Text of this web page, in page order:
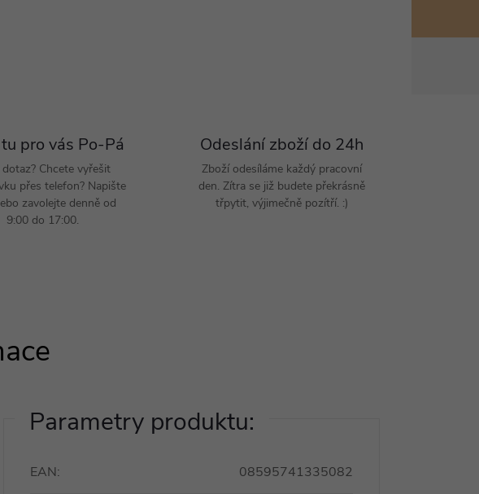
pro vás Po-Pá
Chcete vyřešit
přes telefon? Napište
zavolejte denně od
9:00 do 17:00.
Odeslání zboží do 24h
Zboží odesíláme každý pracovní
den. Zítra se již budete překrásně
třpytit, výjimečně pozítří. :)
Parametry produktu:
EAN: 08595741335082